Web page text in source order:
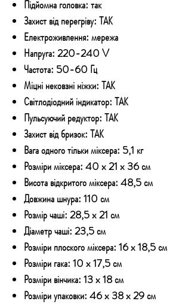
Підйомна головка: так
Захист від перегріву: ТАК
Електроживлення: мережа
Напруга: 220-240 V
Частота: 50-60 Гц
Міцні нековзні ніжки: ТАК
Світлодіодний індикатор: ТАК
Пульсуючий редуктор: ТАК
Захист від бризок: ТАК
Вага одного тільки міксера: 5,1 кг
Розміри міксера: 40 x 21 x 36 см
Висота відкритого міксера: 48,5 см
Довжина шнура: 110 см
Розмір чаші: 28,5 x 21 см
Діаметр чаші: 23,5 см
Розміри плоского міксера: 16 x 18,5 см
Розміри гака: 10 x 17,5 см
Розміри вінчика: 13 x 18 см
Розміри упаковки: 46 x 38 x 29 см